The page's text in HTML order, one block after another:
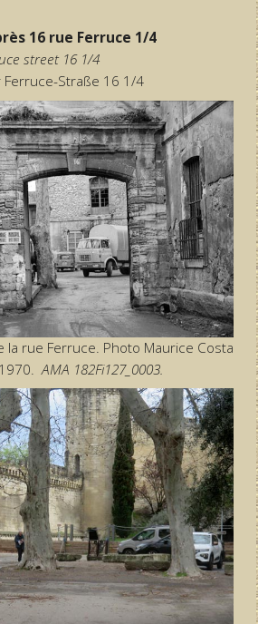
16 rue Ferruce 1/4
street 16 1/4
Ferruce-Straße 16 1/4
la rue Ferruce. Photo Maurice Costa
AMA 182Fi127_0003.